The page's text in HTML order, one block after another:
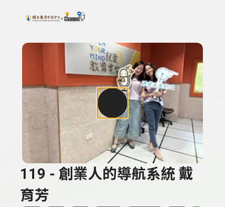
上方功能區塊
搜尋關鍵字：可輸入節目名稱、主持人或關鍵字
119 - 創業人的導航系統 戴
育芳